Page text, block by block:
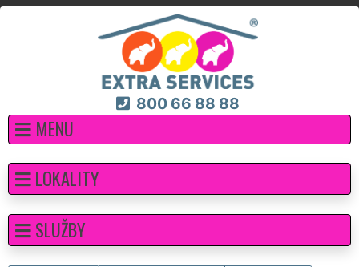
800 66 88 88
MENU
LOKALITY
SLUŽBY